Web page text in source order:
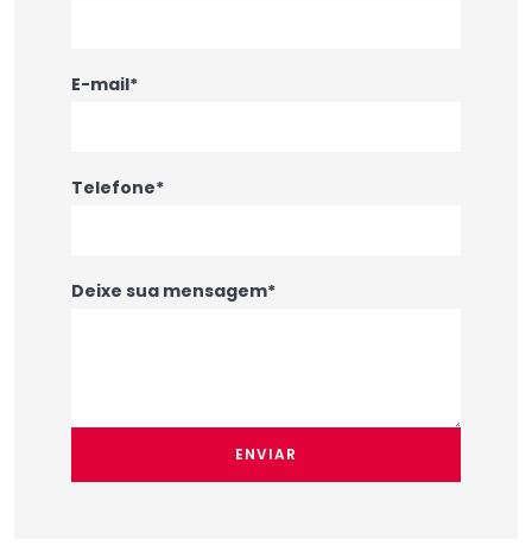
E-mail*
Telefone*
Deixe sua mensagem*
ENVIAR